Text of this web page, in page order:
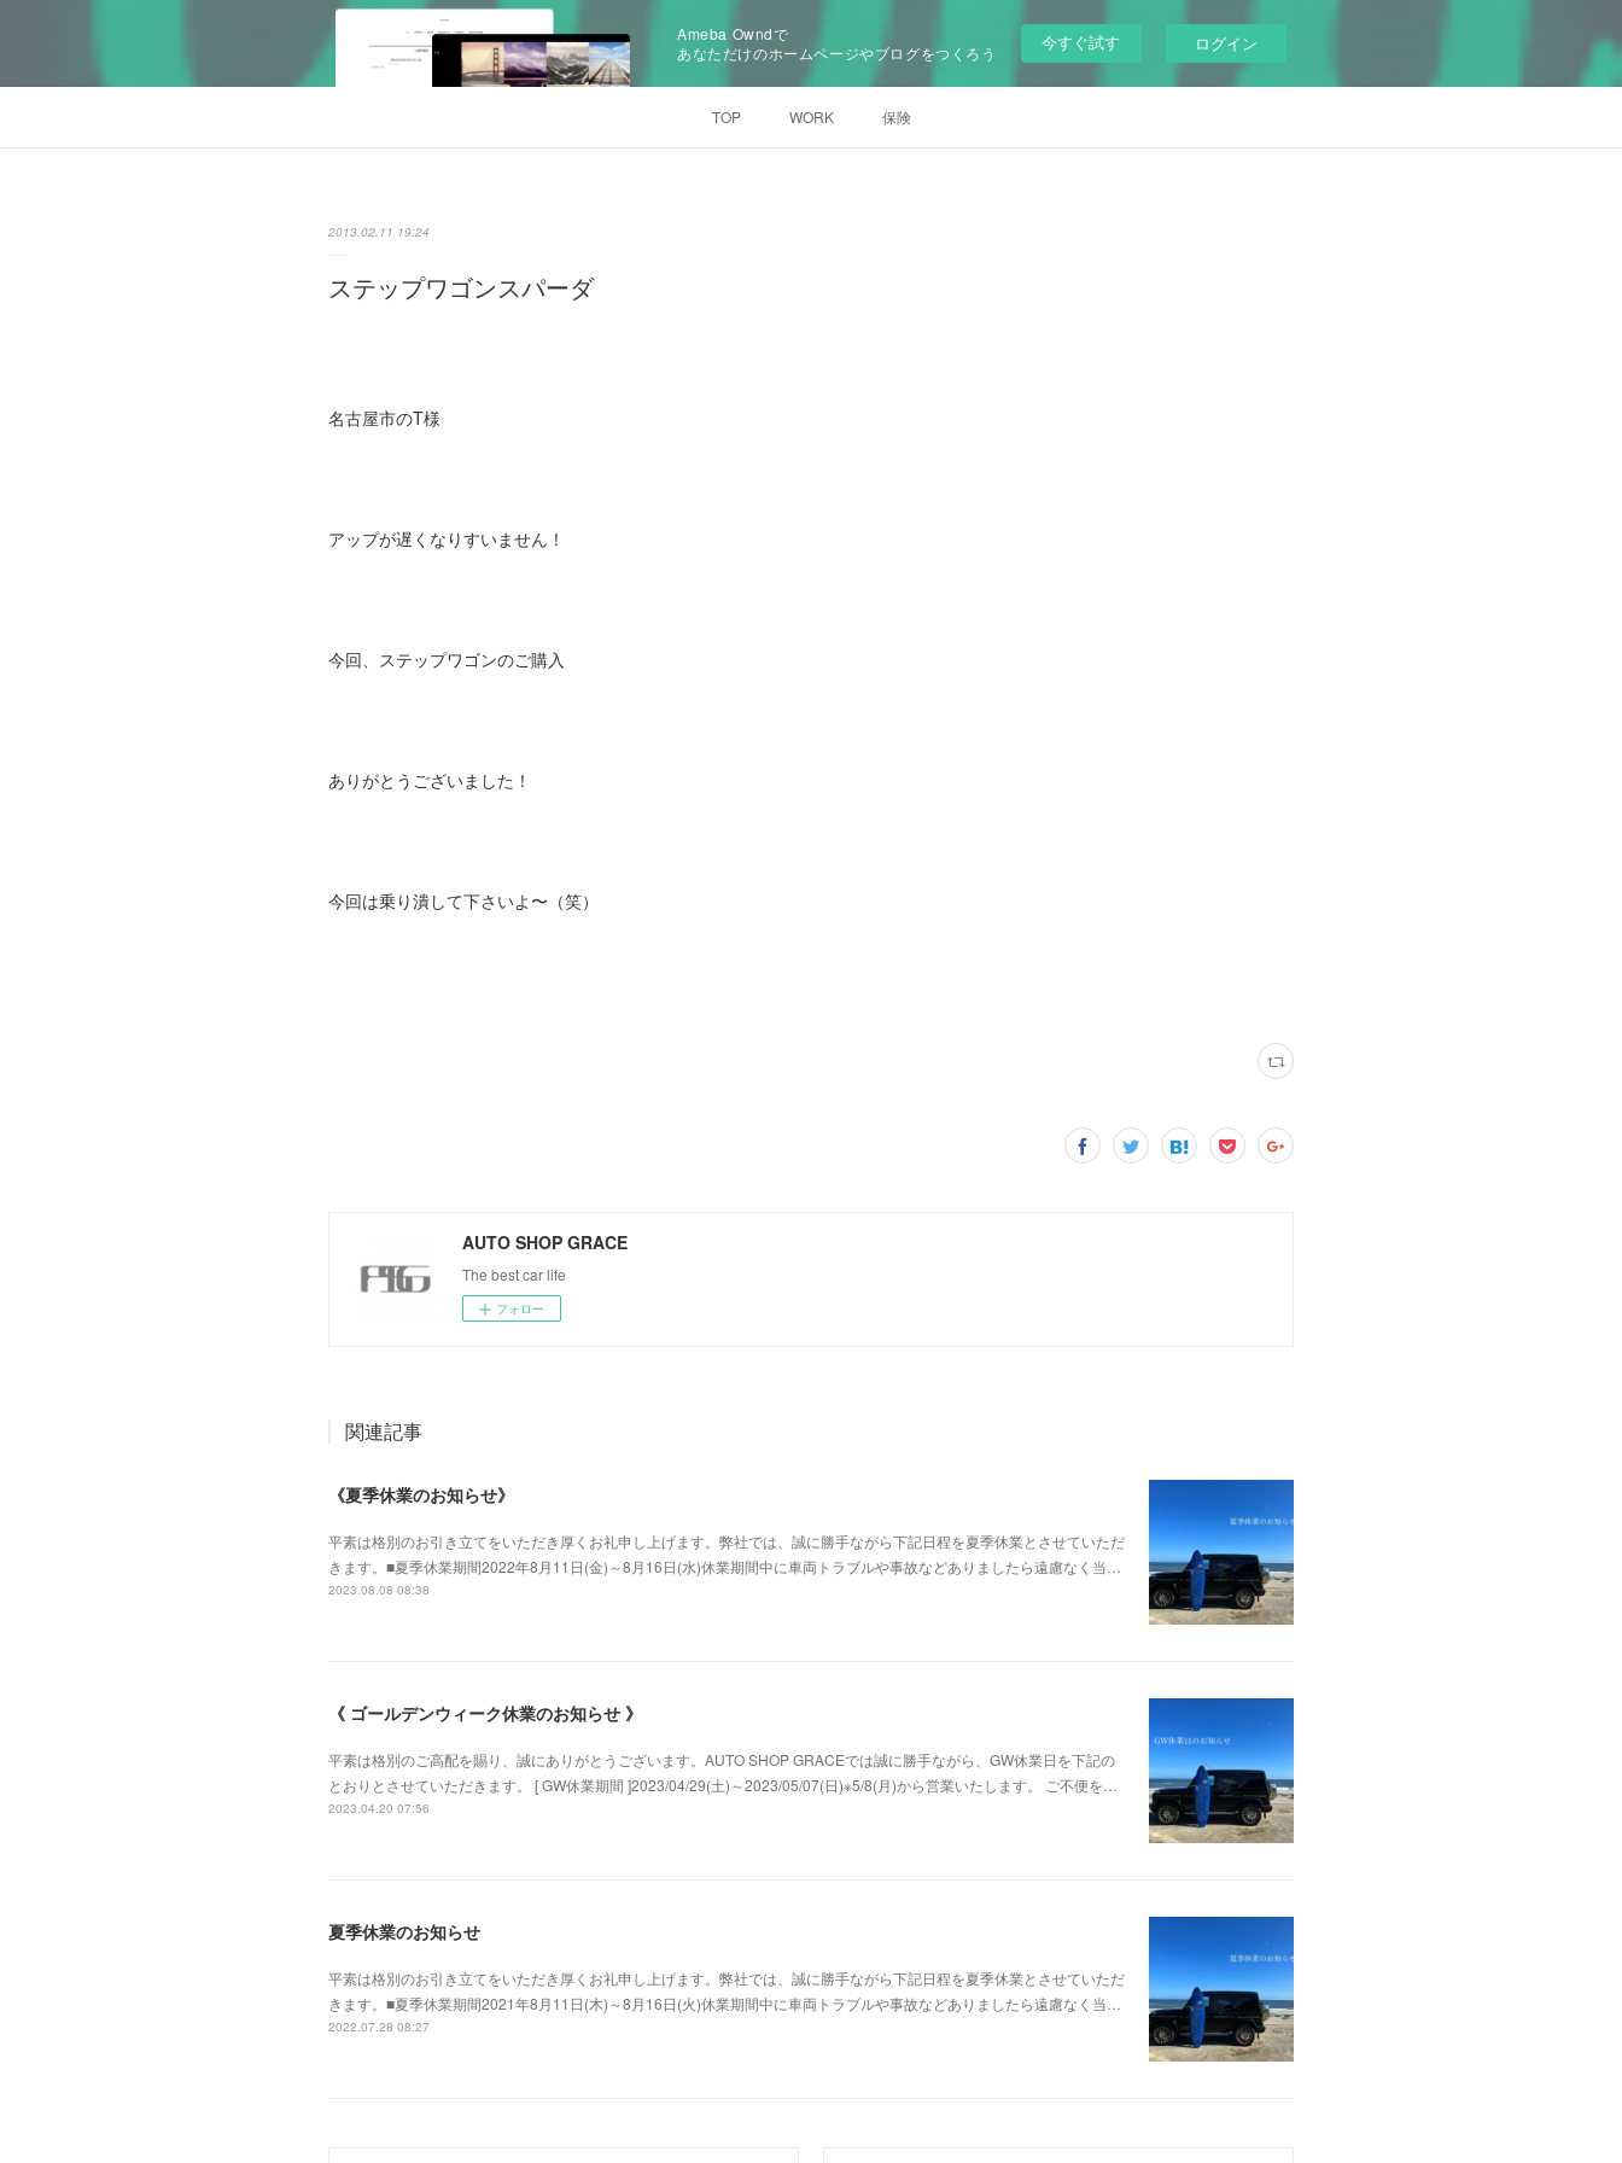
Ameba Owndで
あなただけのホームページやブログをつくろう
今すぐ試す ログイン
TOP WORK 保険
2013.02.11 19:24
ステップワゴンスパーダ
名古屋市のT様
アップが遅くなりすいません！
今回、ステップワゴンのご購入
ありがとうございました！
今回は乗り潰して下さいよ〜（笑）
AUTO SHOP GRACE
The best car life
フォロー
関連記事
《夏季休業のお知らせ》
平素は格別のお引き立てをいただき厚くお礼申し上げます。弊社では、誠に勝手ながら下記日程を夏季休業とさせていただ
きます。■夏季休業期間2022年8月11日(金)～8月16日(水)休業期間中に車両トラブルや事故などありましたら遠慮なく当…
2023.08.08 08:38
《 ゴールデンウィーク休業のお知らせ 》
平素は格別のご高配を賜り、誠にありがとうございます。AUTO SHOP GRACEでは誠に勝手ながら、GW休業日を下記の
とおりとさせていただきます。 [ GW休業期間 ]2023/04/29(土)～2023/05/07(日)※5/8(月)から営業いたします。 ご不便を…
2023.04.20 07:56
夏季休業のお知らせ
平素は格別のお引き立てをいただき厚くお礼申し上げます。弊社では、誠に勝手ながら下記日程を夏季休業とさせていただ
きます。■夏季休業期間2021年8月11日(木)～8月16日(火)休業期間中に車両トラブルや事故などありましたら遠慮なく当…
2022.07.28 08:27